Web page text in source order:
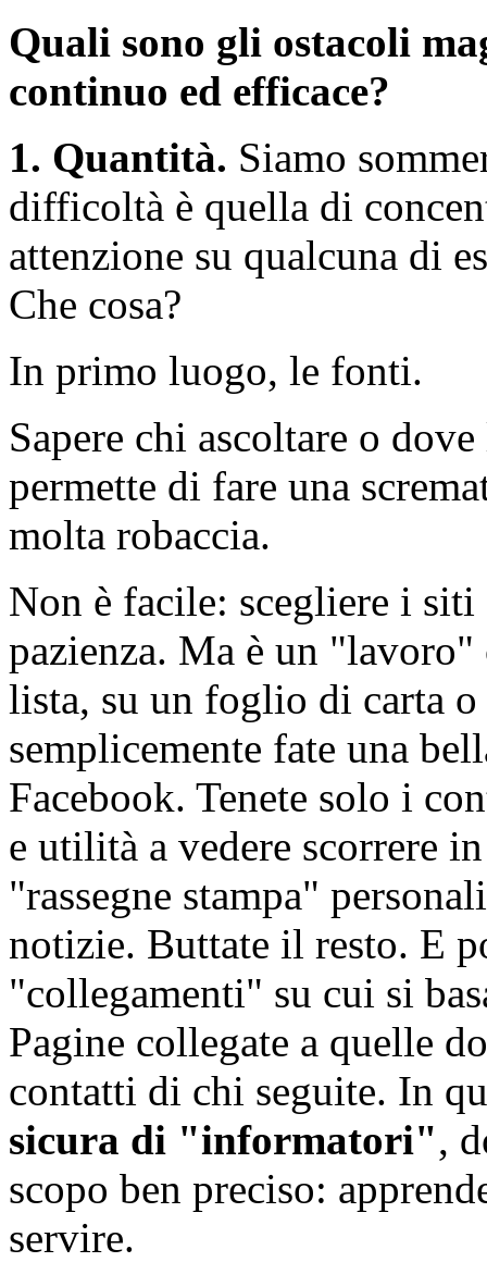
Quali sono gli ostacoli
continuo ed efficace?
1. Quantità. Siamo
difficoltà è quella di
attenzione su qualcuna di
Che cosa?
In primo luogo, le fonti.
Sapere chi ascoltare o
permette di fare una
molta robaccia.
Non è facile: scegliere i siti
pazienza. Ma è un "lavoro"
lista, su un foglio di carta
semplicemente fate una
Facebook. Tenete solo i
e utilità a vedere scorrere
"rassegne stampa"
notizie. Buttate il resto. E
"collegamenti" su cui si
Pagine collegate a quelle
contatti di chi seguite. In
sicura di "informatori",
scopo ben preciso:
servire.